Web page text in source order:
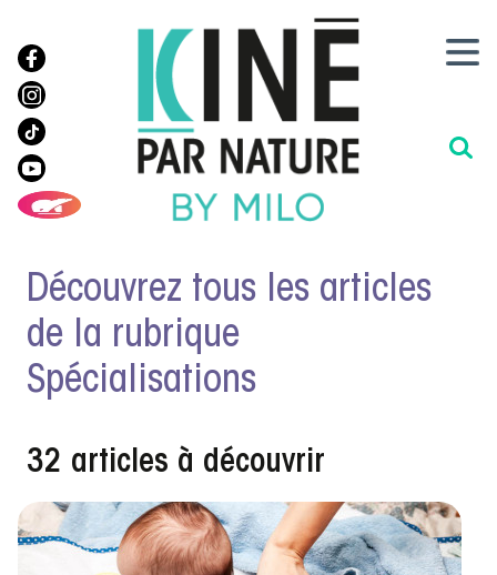
Découvrez tous les articles
de la rubrique
Spécialisations
32 articles à découvrir